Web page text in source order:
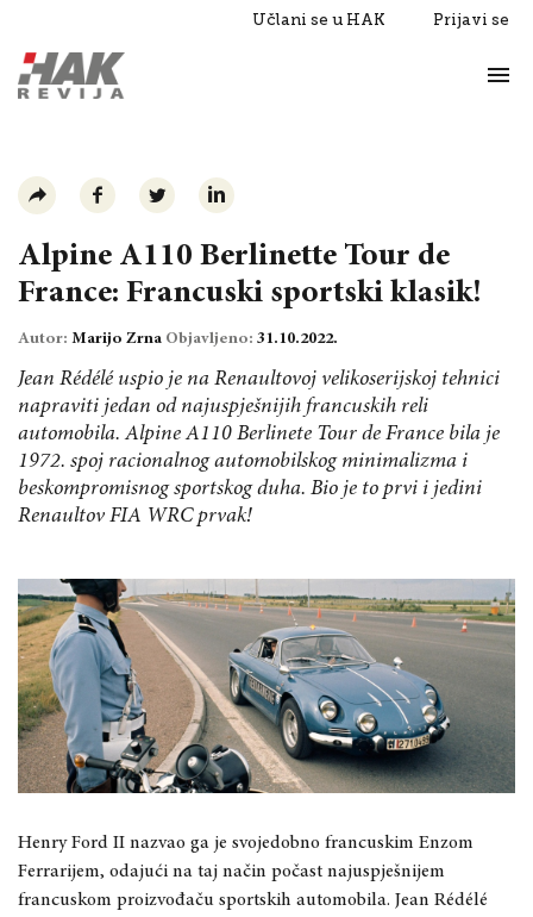
Učlani se u HAK Prijavi se
Razgovori
Alpine A110 Berlinette Tour de
France: Francuski sportski klasik!
Autor: Marijo Zrna Objavljeno: 31.10.2022.
Jean Rédélé uspio je na Renaultovoj velikoserijskoj tehnici
napraviti jedan od najuspješnijih francuskih reli
automobila. Alpine A110 Berlinete Tour de France bila je
1972. spoj racionalnog automobilskog minimalizma i
beskompromisnog sportskog duha. Bio je to prvi i jedini
Renaultov FIA WRC prvak!
Henry Ford II nazvao ga je svojedobno francuskim Enzom
Ferrarijem, odajući na taj način počast najuspješnijem
francuskom proizvođaču sportskih automobila. Jean Rédélé